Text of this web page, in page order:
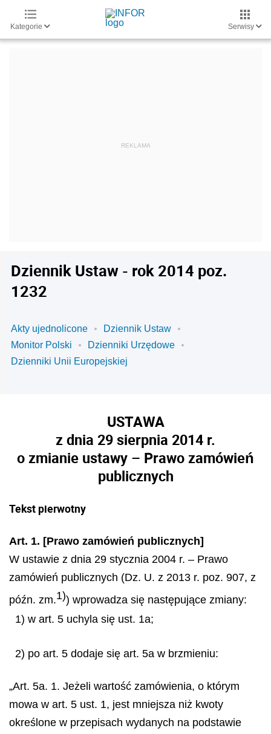
Kategorie Serwisy
Dziennik Ustaw - rok 2014 poz.
1232
Akty ujednolicone
Dziennik Ustaw
Monitor Polski
Dzienniki Urzędowe
Dzienniki Unii Europejskiej
USTAWA
z dnia 29 sierpnia 2014 r.
o zmianie ustawy – Prawo zamówień
publicznych
Tekst pierwotny
Art. 1. [Prawo zamówień publicznych]
W ustawie z dnia 29 stycznia 2004 r. – Prawo
zamówień publicznych (Dz. U. z 2013 r. poz. 907, z
późn. zm.1)) wprowadza się następujące zmiany:
1) w art. 5 uchyla się ust. 1a;
2) po art. 5 dodaje się art. 5a w brzmieniu:
„Art. 5a. 1. Jeżeli wartość zamówienia, o którym
mowa w art. 5 ust. 1, jest mniejsza niż kwoty
określone w przepisach wydanych na podstawie